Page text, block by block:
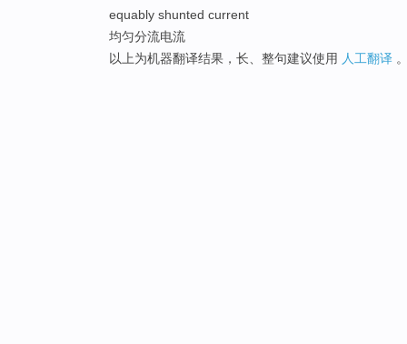
equably shunted current
均匀分流电流
以上为机器翻译结果，长、整句建议使用 人工翻译